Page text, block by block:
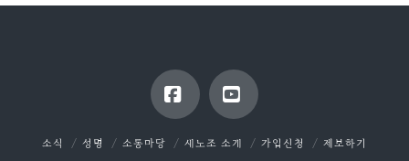
FacebookYouTube
소식 성명 소통마당 새노조 소개 가입신청 제보하기